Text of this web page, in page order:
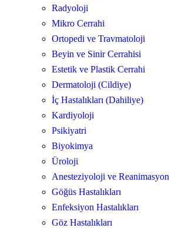
Radyoloji
Mikro Cerrahi
Ortopedi ve Travmatoloji
Beyin ve Sinir Cerrahisi
Estetik ve Plastik Cerrahi
Dermatoloji (Cildiye)
İç Hastalıkları (Dahiliye)
Kardiyoloji
Psikiyatri
Biyokimya
Üroloji
Anesteziyoloji ve Reanimasyon
Göğüs Hastalıkları
Enfeksiyon Hastalıkları
Göz Hastalıkları